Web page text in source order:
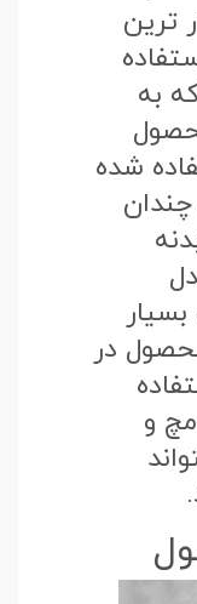
ترین
به
شده
در
و